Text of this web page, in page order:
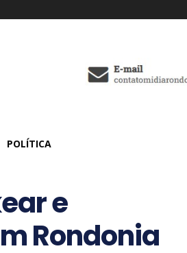
POLÍTICA
e
Rondonia